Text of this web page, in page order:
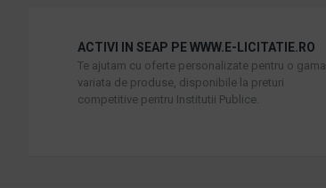
ACTIVI IN SEAP PE WWW.E-LICITATIE.RO
Te ajutam cu oferte personalizate pentru o gama
variata de produse, disponibile la preturi
competitive pentru Institutii Publice.